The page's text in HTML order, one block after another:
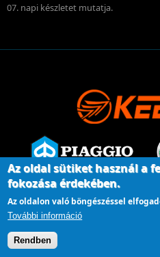
07. napi készletet mutatja.
Az oldal sütiket használ a
fokozása érdekében.
Az oldalon való böngészéssel
További információ
Rendben